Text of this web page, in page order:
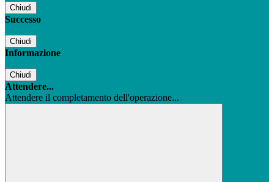
Chiudi
Successo
Chiudi
Informazione
Chiudi
Attendere...
Attendere il completamento dell'operazione...